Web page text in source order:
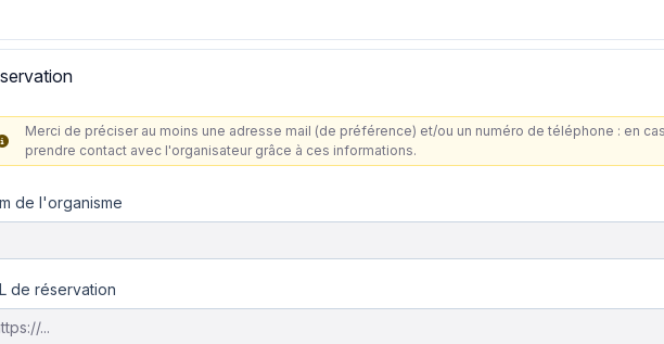
Merci de préciser au moins une adresse mail (de préférence) et/ou un numéro de téléphone : en
prendre contact avec l'organisateur grâce à ces informations.
de l'organisme
de réservation